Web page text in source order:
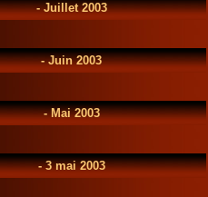
-Juillet 2003
-Juin 2003
-Mai 2003
-3 mai 2003